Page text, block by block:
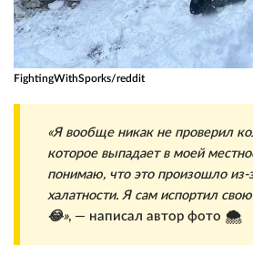
FightingWithSporks/reddit
«Я вообще никак не проверил
которое выпадает в моей
понимаю, что это произошло из-
халатности. Я сам испортил
😂», — написал автор фото 🌨️